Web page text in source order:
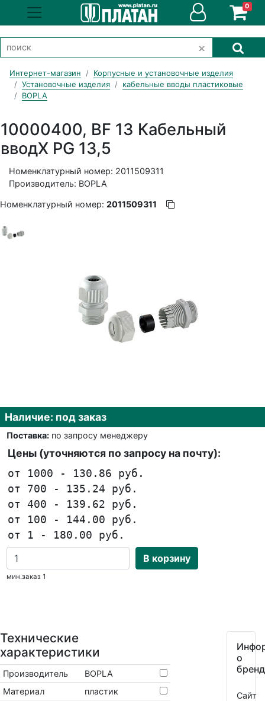
0
Интернет-магазин
Корпусные и установочные изделия
Установочные изделия
кабельные вводы пластиковые
BOPLA
10000400, BF 13 Кабельный
вводX PG 13,5
Номенклатурный номер: 2011509311
Производитель: BOPLA
Номенклатурный номер: 2011509311
Наличие: под заказ
Поставка:по запросу менеджеру
Цены (уточняются по запросу на почту):
от 1000 - 130.86 руб.
от 700 - 135.24 руб.
от 400 - 139.62 руб.
от 100 - 144.00 руб.
от 1 - 180.00 руб.
В корзину
мин.заказ 1
Технические
характеристики
Производитель
BOPLA
Материал
пластик
о
Сайт